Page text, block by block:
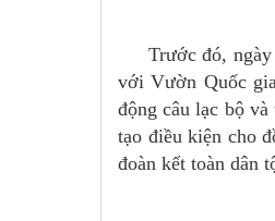
Trước đó, ngày
với Vườn Quốc
động câu lạc bộ
tạo điều kiện cho
đoàn kết toàn dân